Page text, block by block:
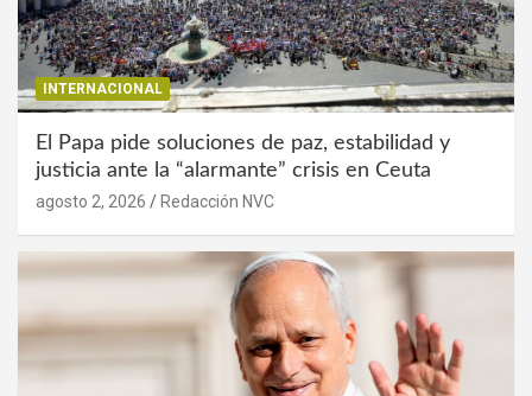
INTERNACIONAL
El Papa pide soluciones de paz, estabilidad y
justicia ante la “alarmante” crisis en Ceuta
agosto 2, 2026 Redacción NVC